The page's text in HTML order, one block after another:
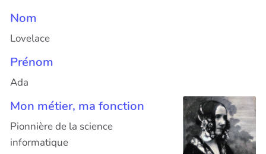
Nom
Lovelace
Prénom
Ada
Mon métier, ma fonction
Pionnière de la science
informatique